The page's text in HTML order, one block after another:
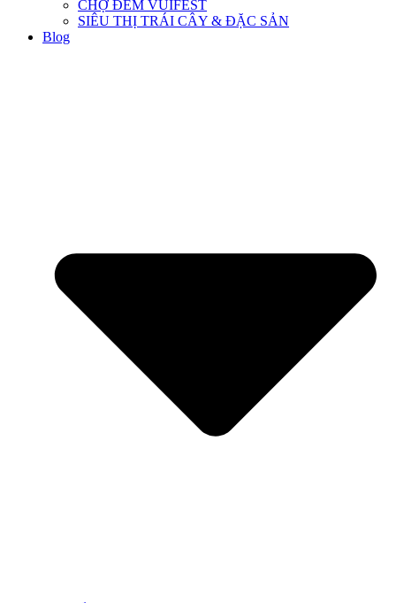
CHỢ ĐÊM VUIFEST
SIÊU THỊ TRÁI CÂY & ĐẶC SẢN
Blog